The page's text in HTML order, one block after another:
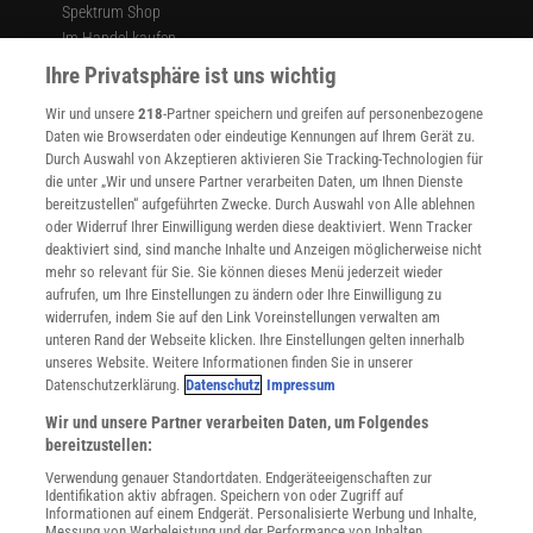
0,78347864586745768…
…
Wie die Liste sortiert ist, spielt keine Rolle. Wichtig ist nur,
dass sie vollständig ist: Sie muss jede reelle Zahl zwischen
null und eins enthalten.
Cantor konstruierte aber eine weitere Zahl zwischen null
und eins, die nicht in der Liste auftaucht. Und zwar auf
folgende Weise: Die erste Nachkommastelle der neuen Zahl
entspricht der ersten Dezimalstelle der ersten Zahl in der
Liste plus eins, also im obigen Beispiel vier (eine Neun wird
hierbei in eine Null umgewandelt). Die zweite Dezimalstelle
erhält man, indem man die zweite Dezimalstelle der
zweiten Zahl plus eins rechnet, also fünf. Für die dritte
erhöht man die dritte Nachkommastelle der dritten Zahl um
eins und so weiter. Auf diese Weise ergibt sich die
Spektrum Shop
Im Handel kaufen
Presse
Verträge kündigen
Widerruf
INFO
Mediadaten
Datenschutz
Nutzungsbedingungen
Cookie-Einstellungen
Utiq verwalten
Nutzungsbasierte Onlinewerbung
Alle Artikel
Impressum
Angebote für Schulen
Angebote für Institutionen
Sprachen lernen mit Gymglish
Lexika
Ihre Privatsphäre ist uns wichtig
Wir und unsere218-Partner speichern und greifen auf personenbezogene
Daten wie Browserdaten oder eindeutige Kennungen auf Ihrem Gerät zu.
Durch Auswahl von Akzeptieren aktivieren Sie Tracking-Technologien für
die unter „Wir und unsere Partner verarbeiten Daten, um Ihnen Dienste
bereitzustellen“ aufgeführten Zwecke. Durch Auswahl von Alle ablehnen
oder Widerruf Ihrer Einwilligung werden diese deaktiviert. Wenn Tracker
deaktiviert sind, sind manche Inhalte und Anzeigen möglicherweise nicht
mehr so relevant für Sie. Sie können dieses Menü jederzeit wieder
aufrufen, um Ihre Einstellungen zu ändern oder Ihre Einwilligung zu
widerrufen, indem Sie auf den Link Voreinstellungen verwalten am
unteren Rand der Webseite klicken. Ihre Einstellungen gelten innerhalb
unseres Website. Weitere Informationen finden Sie in unserer
Datenschutzerklärung. Datenschutz Impressum
Wir und unsere Partner verarbeiten Daten, um Folgendes
bereitzustellen:
Verwendung genauer Standortdaten. Endgeräteeigenschaften zur
Identifikation aktiv abfragen. Speichern von oder Zugriff auf
Informationen auf einem Endgerät. Personalisierte Werbung und Inhalte,